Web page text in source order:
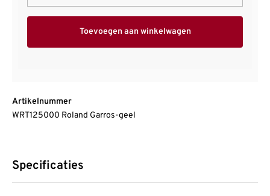
Toevoegen aan winkelwagen
Artikelnummer
WRT125000 Roland Garros-geel
Specificaties